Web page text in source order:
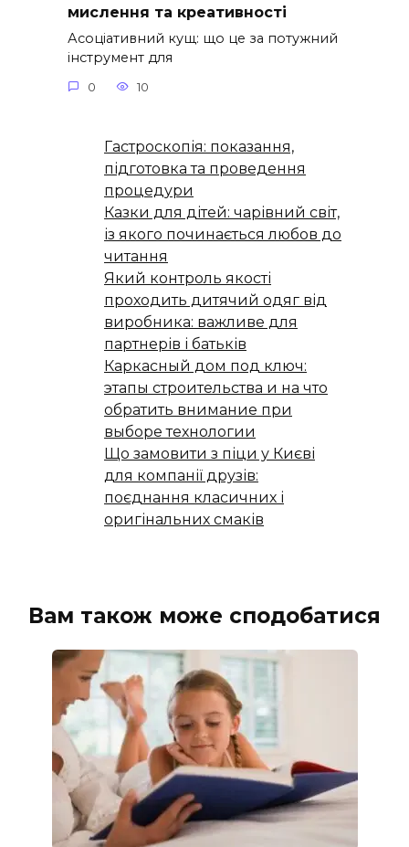
мислення та креативності
Асоціативний кущ: що це за потужний
інструмент для
0 10
Гастроскопія: показання,
підготовка та проведення
процедури
Казки для дітей: чарівний світ,
із якого починається любов до
читання
Який контроль якості
проходить дитячий одяг від
виробника: важливе для
партнерів і батьків
Каркасный дом под ключ:
этапы строительства и на что
обратить внимание при
выборе технологии
Що замовити з піци у Києві
для компанії друзів:
поєднання класичних і
оригінальних смаків
Вам також може сподобатися